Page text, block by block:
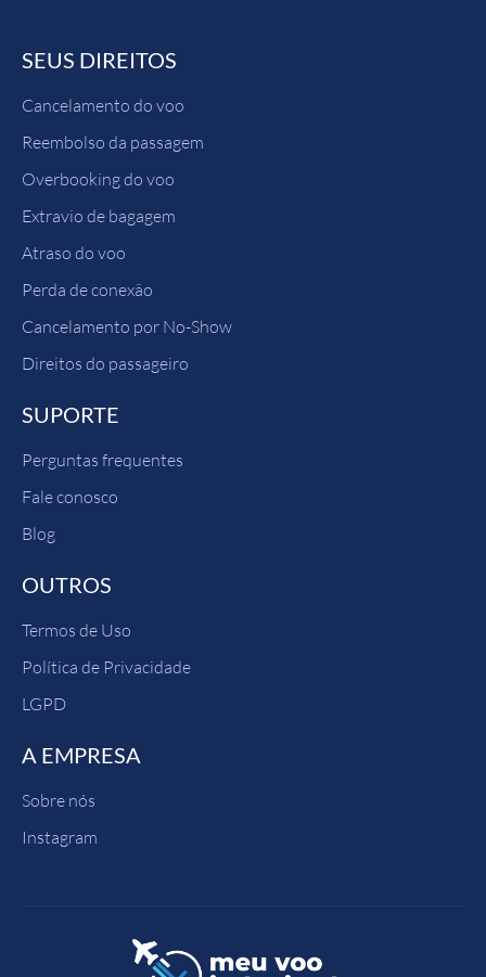
SEUS DIREITOS
Cancelamento do voo
Reembolso da passagem
Overbooking do voo
Extravio de bagagem
Atraso do voo
Perda de conexão
Cancelamento por No-Show
Direitos do passageiro
SUPORTE
Perguntas frequentes
Fale conosco
Blog
OUTROS
Termos de Uso
Política de Privacidade
LGPD
A EMPRESA
Sobre nós
Instagram